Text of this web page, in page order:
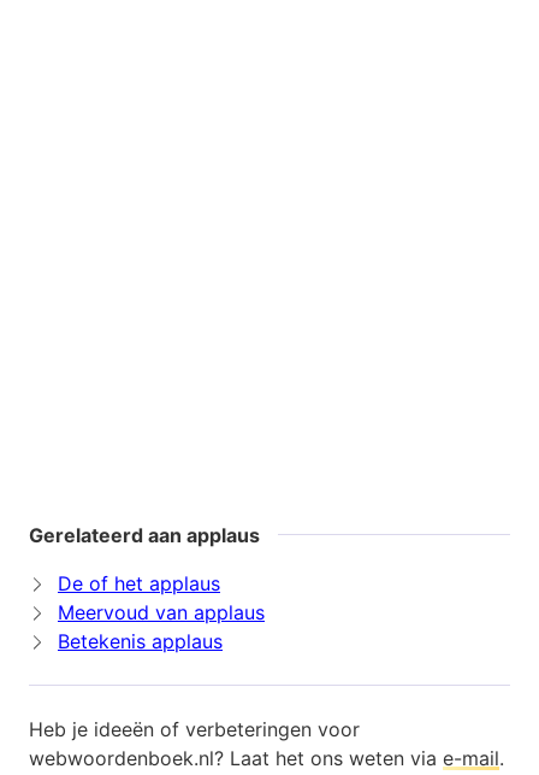
Gerelateerd aan applaus
De of het applaus
Meervoud van applaus
Betekenis applaus
Heb je ideeën of verbeteringen voor
webwoordenboek.nl? Laat het ons weten via e-mail.